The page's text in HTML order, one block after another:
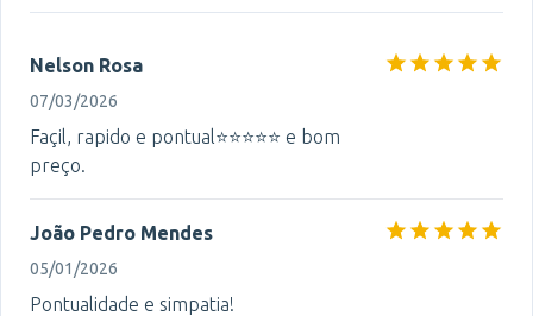
Nelson Rosa
07/03/2026
Façil, rapido e pontual⭐️⭐️⭐️⭐️⭐️ e bom
preço.
João Pedro Mendes
05/01/2026
Pontualidade e simpatia!